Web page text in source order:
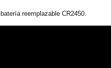
reemplazable CR2450.